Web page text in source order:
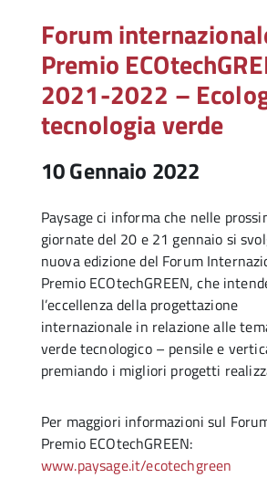
Forum
Premio
2021-2022 –
tecnologia verde
10 Gennaio 2022
Paysage ci informa che nelle
giornate del 20 e 21 gennaio si
nuova edizione del Forum
Premio ECOtechGREEN, che
l’eccellenza della progettazione
internazionale in relazione alle
verde tecnologico – pensile e
premiando i migliori progetti
Per maggiori informazioni sul
Premio ECOtechGREEN:
www.paysage.it/ecotechgreen